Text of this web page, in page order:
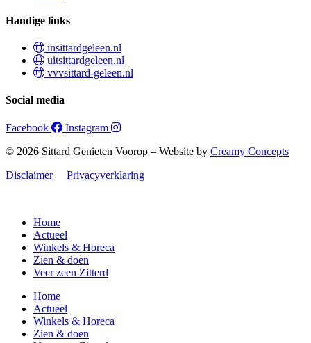
Handige links
insittardgeleen.nl
uitsittardgeleen.nl
vvvsittard-geleen.nl
Social media
Facebook
Instagram
© 2026 Sittard Genieten Voorop – Website by Creamy Concepts
Disclaimer
Privacyverklaring
Home
Actueel
Winkels & Horeca
Zien & doen
Veer zeen Zitterd
Home
Actueel
Winkels & Horeca
Zien & doen